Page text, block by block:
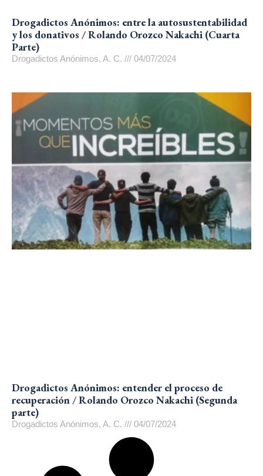
Drogadictos Anónimos: entre la autosustentabilidad
y los donativos / Rolando Orozco Nakachi (Cuarta
Parte)
Drogadictos Anónimos, A. C. 04/07/2024
Drogadictos Anónimos: entender el proceso de
recuperación / Rolando Orozco Nakachi (Segunda
parte)
Drogadictos Anónimos, A. C. 04/07/2024